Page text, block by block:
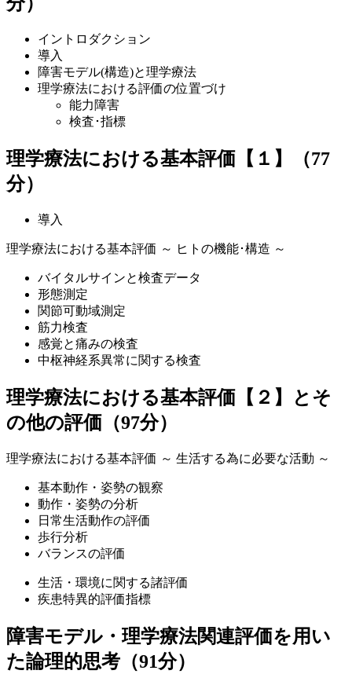
イントロダクション
導入
障害モデル(構造)と理学療法
理学療法における評価の位置づけ
能力障害
検査･指標
理学療法における基本評価【１】（77
分）
導入
理学療法における基本評価 ～ ヒトの機能･構造 ～
バイタルサインと検査データ
形態測定
関節可動域測定
筋力検査
感覚と痛みの検査
中枢神経系異常に関する検査
理学療法における基本評価【２】とそ
の他の評価（97分）
理学療法における基本評価 ～ 生活する為に必要な活動 ～
基本動作・姿勢の観察
動作・姿勢の分析
日常生活動作の評価
歩行分析
バランスの評価
生活・環境に関する諸評価
疾患特異的評価指標
障害モデル・理学療法関連評価を用い
た論理的思考（91分）